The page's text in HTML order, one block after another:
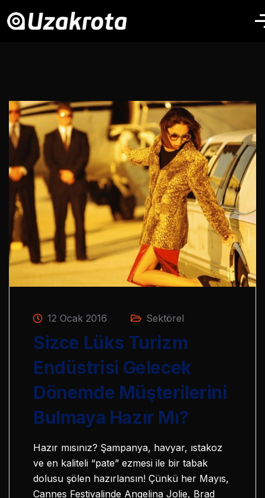
12 Ocak 2016 Sektörel
Sizce Lüks Turizm
Endüstrisi Gelecek
Dönemde Müşterilerini
Bulmaya Hazır Mı?
Hazır mısınız? Şampanya, havyar, ıstakoz
ve en kaliteli “pate” ezmesi ile bir tabak
dolusu şölen hazırlansın! Çünkü her Mayıs,
Cannes Festivalinde Angelina Jolie, Brad